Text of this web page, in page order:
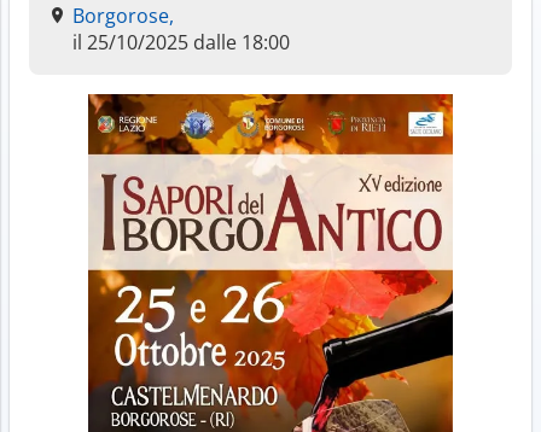
Borgorose,
il 25/10/2025 dalle 18:00